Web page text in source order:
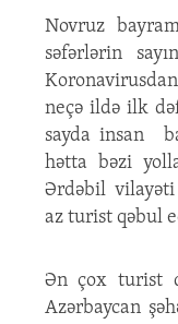
Novruz
səfərlərin
neçə ildə ilk
sayda insan
hətta bəzi
Ərdəbil vilayəti
az turist qəbul
Ən çox turist
Azərbaycan